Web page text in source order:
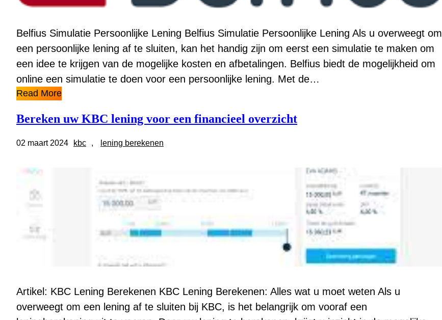
Belfius Simulatie Persoonlijke Lening Belfius Simulatie Persoonlijke Lening Als u overweegt om
een persoonlijke lening af te sluiten, kan het handig zijn om eerst een simulatie te maken om
een idee te krijgen van de mogelijke kosten en afbetalingen. Belfius biedt de mogelijkheid om
online een simulatie te doen voor een persoonlijke lening. Met de…
Read More
Bereken uw KBC lening voor een financieel overzicht
02 maart 2024 kbc , lening berekenen
Artikel: KBC Lening Berekenen KBC Lening Berekenen: Alles wat u moet weten Als u
overweegt om een lening af te sluiten bij KBC, is het belangrijk om vooraf een